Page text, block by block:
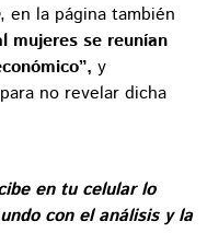
, en la página también
mujeres se reunían
y
no revelar dicha
en tu celular lo
con el análisis y la